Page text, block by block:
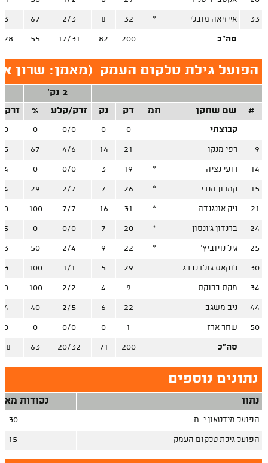
33 אייזיאה מובלי *
32
8
2/3
67
3
סה"כ 200
82
17/31
55
28
הפועל גילת טלקום העמק (מאמן: שרון
2 נק'
#
שם שחקן חמ דק נק זרק/קלע %
קבוצתי 0
0
0/0
0
0
9 רפי מנקו 21
14
4/6
67
5
14 רועי נציה *
19
3
0/0
0
4
15 קמרון הנרי *
26
7
2/7
29
4
21 ניק אונגנדה *
31
16
7/7
100
0
24 ברנדון ג'ונסון *
20
7
0/0
0
5
25 גיל נויוביץ' *
22
9
2/4
50
3
30 לוקאס גולדנברג 29
5
1/1
100
3
34 מקס ברוקס 9
4
2/2
100
0
44 ניב משגב 22
6
2/5
40
4
50 שחר ארז 1
0
0/0
0
0
סה"כ 200
71
20/32
63
נתונים נוספים
נתון נקודות
הפועל מידטאון י-ם 30
הפועל גילת טלקום העמק 15